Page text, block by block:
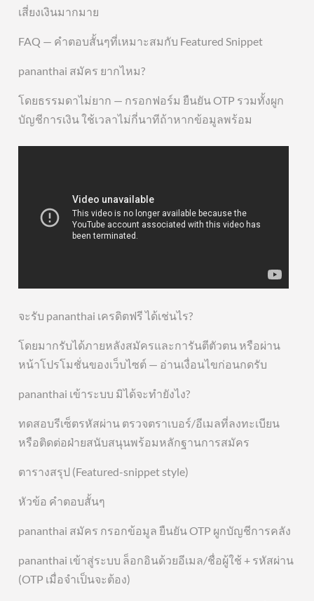
เสี่ยงเงินมากมาย
FAQ — คำตอบสั้นๆที่เหมาะสมกับ Featured Snippet
pananthai สมัคร ยากไหม?
โดยธรรมดาไม่ยาก — กรอกฟอร์ม ยืนยัน OTP รวมทั้งผูก
บัญชีการเงิน ใช้เวลาไม่กี่นาทีถ้าหากข้อมูลพร้อม
จะรับ pananthai เครดิตฟรี ได้เช่นไร?
โดยมากรับได้ภายหลังสมัครและการันตีตัวตน หรือผ่าน
หน้าโปรโมชั่นของเว็บไซต์ — อ่านเงื่อนไขก่อนกดรับ
pananthai เข้าระบบ มิได้จะทำยังไง?
ทดสอบรีเซ็ตรหัสผ่าน ตรวจตราเบอร์/อีเมลที่ลงทะเบียน
หรือติดต่อฝ่ายสนับสนุนพร้อมหลักฐานการสมัคร
ตารางสรุป (Featured-snippet style)
หัวข้อ คำตอบสั้นๆ
pananthai สมัคร กรอกข้อมูล ยืนยัน OTP ผูกบัญชีการคลัง
pananthai เข้าสู่ระบบ ล็อกอินด้วยอีเมล/ชื่อผู้ใช้ + รหัสผ่าน
(OTP เมื่อจำเป็นจะต้อง)